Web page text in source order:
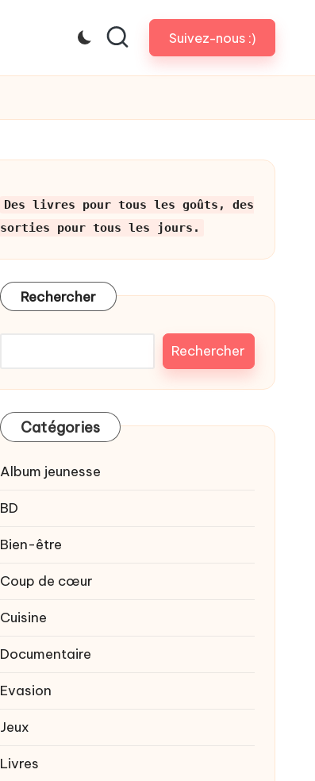
Suivez-nous :)
Des livres pour tous les goûts, des
sorties pour tous les jours.
Rechercher
Rechercher
Catégories
Album jeunesse
BD
Bien-être
Coup de cœur
Cuisine
Documentaire
Evasion
Jeux
Livres